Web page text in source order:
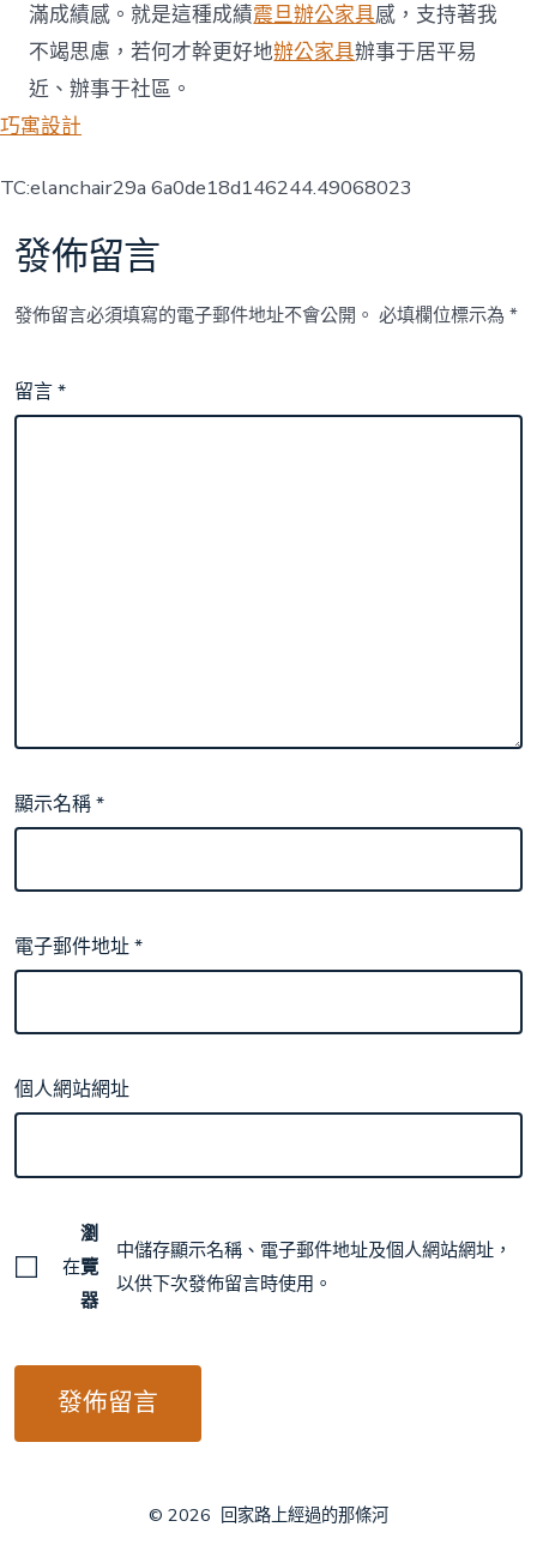
滿成績感。就是這種成績震旦辦公家具感，支持著我
不竭思慮，若何才幹更好地辦公家具辦事于居平易
近、辦事于社區。
巧寓設計
TC:elanchair29a 6a0de18d146244.49068023
發佈留言
發佈留言必須填寫的電子郵件地址不會公開。 必填欄位標示為*
留言*
顯示名稱*
電子郵件地址*
個人網站網址
在
瀏
覽
器
中儲存顯示名稱、電子郵件地址及個人網站網址，
以供下次發佈留言時使用。
© 2026 回家路上經過的那條河